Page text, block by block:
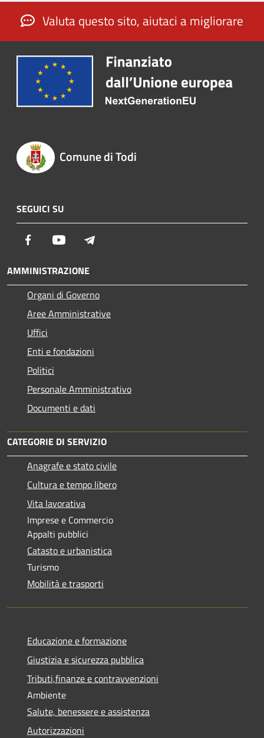
Valuta questo sito, aiutaci a migliorare
Comune di Todi
SEGUICI SU
Facebook Youtube
AMMINISTRAZIONE
Organi di Governo
Aree Amministrative
Uffici
Enti e fondazioni
Politici
Personale Amministrativo
Documenti e dati
CATEGORIE DI SERVIZIO
Anagrafe e stato civile
Cultura e tempo libero
Vita lavorativa
Imprese e Commercio
Appalti pubblici
Catasto e urbanistica
Turismo
Mobilità e trasporti
Educazione e formazione
Giustizia e sicurezza pubblica
Tributi,finanze e contravvenzioni
Ambiente
Salute, benessere e assistenza
Autorizzazioni